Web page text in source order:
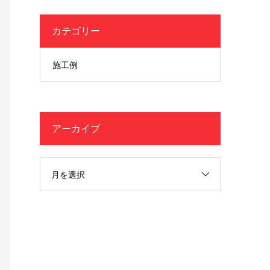
カテゴリー
施工例
アーカイブ
月を選択